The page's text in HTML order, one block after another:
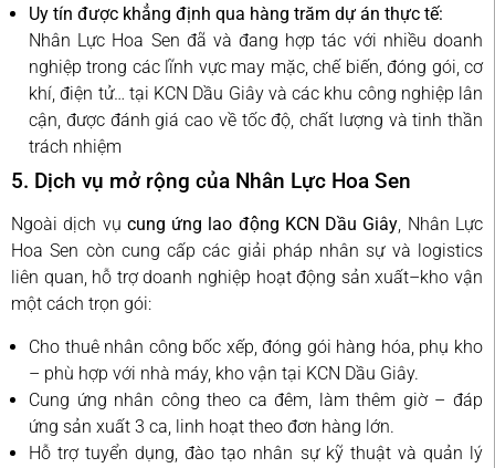
Uy tín được khẳng định qua hàng trăm dự án thực tế:
Nhân Lực Hoa Sen đã và đang hợp tác với nhiều doanh
nghiệp trong các lĩnh vực may mặc, chế biến, đóng gói, cơ
khí, điện tử… tại KCN Dầu Giây và các khu công nghiệp lân
cận, được đánh giá cao về tốc độ, chất lượng và tinh thần
trách nhiệm
5. Dịch vụ mở rộng của Nhân Lực Hoa Sen
Ngoài dịch vụ cung ứng lao động KCN Dầu Giây, Nhân Lực
Hoa Sen còn cung cấp các giải pháp nhân sự và logistics
liên quan, hỗ trợ doanh nghiệp hoạt động sản xuất–kho vận
một cách trọn gói:
Cho thuê nhân công bốc xếp, đóng gói hàng hóa, phụ kho
– phù hợp với nhà máy, kho vận tại KCN Dầu Giây.
Cung ứng nhân công theo ca đêm, làm thêm giờ – đáp
ứng sản xuất 3 ca, linh hoạt theo đơn hàng lớn.
Hỗ trợ tuyển dụng, đào tạo nhân sự kỹ thuật và quản lý